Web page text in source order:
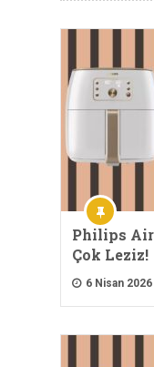
Philips
Çok Leziz!
6 Nisan 2026